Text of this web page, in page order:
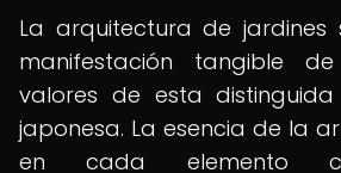
La arquitectura de jardines
manifestación tangible
valores de esta
japonesa. La esencia de la
en cada elemento